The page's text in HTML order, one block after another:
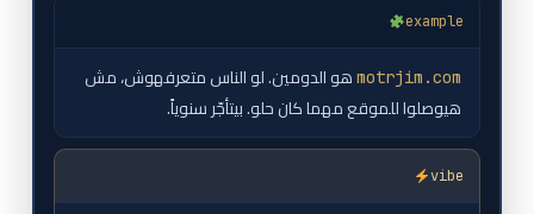
example
motrjim.com هو الدومين. لو الناس متعرفهوش، مش
هيوصلوا للموقع مهما كان حلو. بيتأجّر سنوياً.
vibe